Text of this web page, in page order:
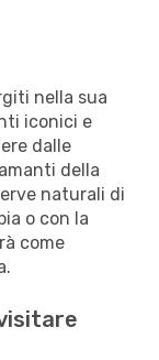
nella sua
iconici e
dalle
della
naturali di
o con la
come